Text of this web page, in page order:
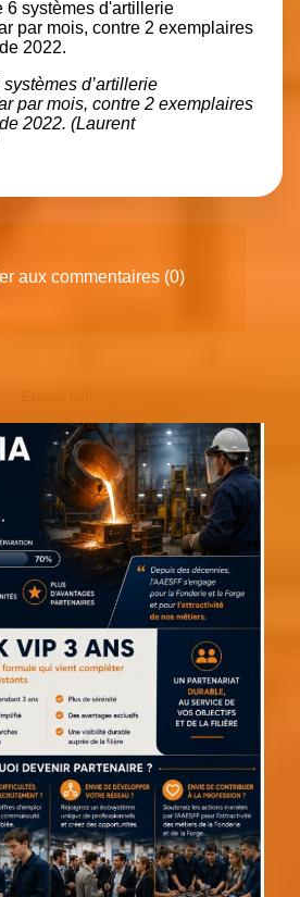
d’artillerie
par mois, contre 2 exemplaires
2022. (Laurent
aux commentaires (0)